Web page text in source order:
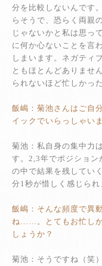
分を比較しないんです
らそうで、恐らく両親
じゃないかと私は思っ
に何か心ないことを言
しまいます。ネガティ
ともほとんどありませ
られないほど忙しかっ
飯嶋：菊池さんはご自
イックでいらっしゃい
菊池：私自身の集中力
す。2,3年でポジション
の中で結果を残してい
分1秒が惜しく感じられ
飯嶋：そんな頻度で異
ね……。とてもお忙し
しょうか？
菊池：そうですね（笑